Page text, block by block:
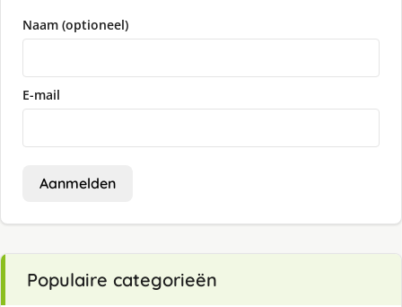
Naam (optioneel)
E-mail
Aanmelden
Populaire categorieën